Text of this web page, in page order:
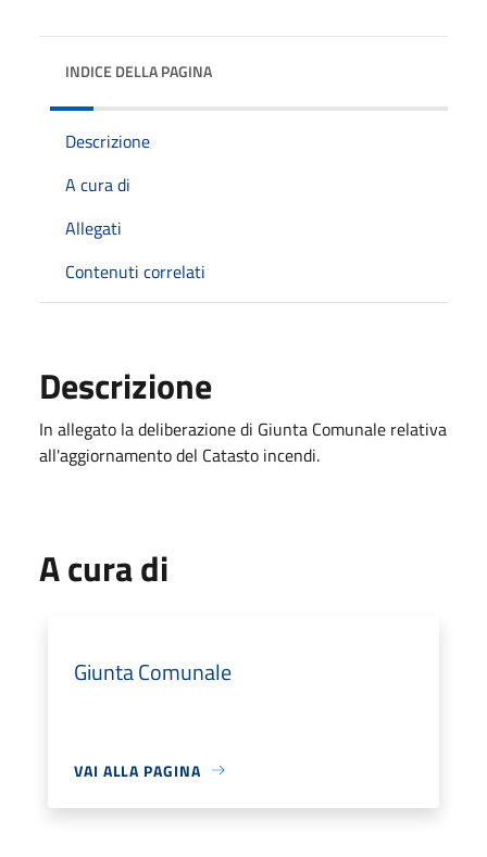
INDICE DELLA PAGINA
Descrizione
A cura di
Allegati
Contenuti correlati
Descrizione
In allegato la deliberazione di Giunta Comunale relativa
all'aggiornamento del Catasto incendi.
A cura di
Giunta Comunale
VAI ALLA PAGINA